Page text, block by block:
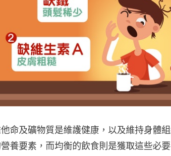
命及礦物質是維護健康，以及維持身體
養要素，而均衡的飲食則是獲取這些必